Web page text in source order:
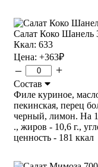
Салат Коко Шанель
Ккал: 633
Цена: +363₽
– +
Состав
Филе куриное,
пекинская, перец
черный, лимон. На
., жиров - 10,6 г.,
ценность - 181 ккал